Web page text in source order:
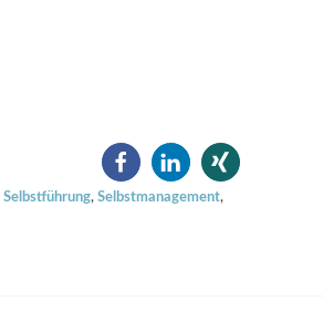
Selbstführung, Selbstmanagement,